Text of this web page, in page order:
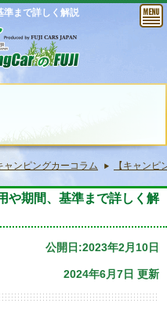
準まで詳しく解説
ャンピングカーコラム 【キャン
や期間、基準まで詳しく解
公開日:2023年2月10日
2024年6月7日 更新